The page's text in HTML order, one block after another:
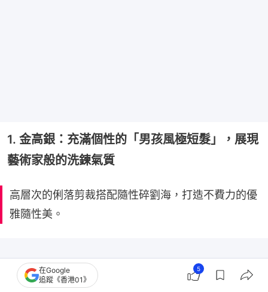
1. 金高銀：充滿個性的「男孩風極短髮」，展現
藝術家般的洗鍊氣質
高層次的俐落剪裁搭配隨性碎劉海，打造不費力的優
雅隨性美。
在Google
追蹤《香港01》
5